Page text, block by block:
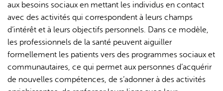
aux besoins sociaux en mettant les individus en contact
avec des activités qui correspondent à leurs champs
d’intérêt et à leurs objectifs personnels. Dans ce modèle,
les professionnels de la santé peuvent aiguiller
formellement les patients vers des programmes sociaux et
communautaires, ce qui permet aux personnes d’acquérir
de nouvelles compétences, de s’adonner à des activités